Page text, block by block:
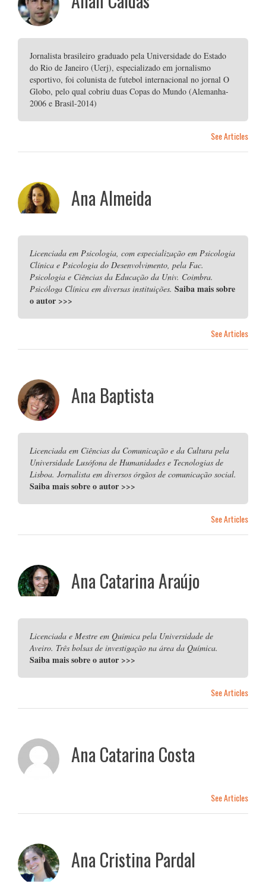
Jornalista brasileiro graduado pela Universidade do Estado
do Rio de Janeiro (Uerj), especializado em jornalismo
esportivo, foi colunista de futebol internacional no jornal O
Globo, pelo qual cobriu duas Copas do Mundo (Alemanha-
2006 e Brasil-2014)
See Articles
Ana Almeida
Licenciada em Psicologia, com especialização em Psicologia
Clínica e Psicologia do Desenvolvimento, pela Fac.
Psicologia e Ciências da Educação da Univ. Coimbra.
Psicóloga Clínica em diversas instituições. Saiba mais sobre
o autor >>>
See Articles
Ana Baptista
Licenciada em Ciências da Comunicação e da Cultura pela
Universidade Lusófona de Humanidades e Tecnologias de
Lisboa. Jornalista em diversos órgãos de comunicação social.
Saiba mais sobre o autor >>>
See Articles
Ana Catarina Araújo
Licenciada e Mestre em Química pela Universidade de
Aveiro. Três bolsas de investigação na área da Química.
Saiba mais sobre o autor >>>
See Articles
Ana Catarina Costa
See Articles
Ana Cristina Pardal